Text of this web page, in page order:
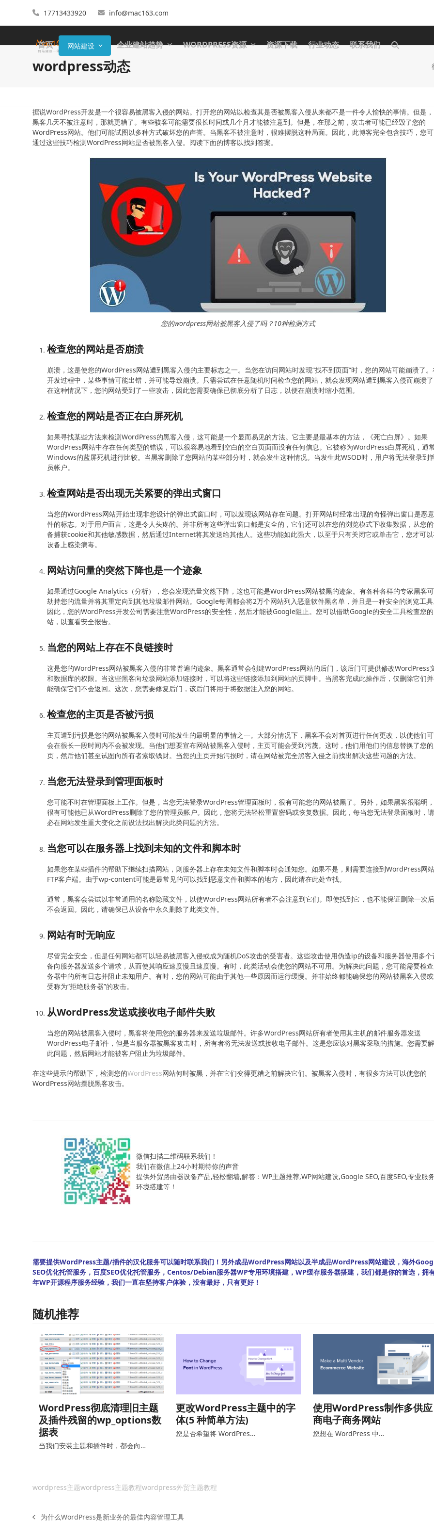
17713433920 info@mac163.com
首页 网站建设 企业建站趋势 WORDPRESS资源 资源下载 行业动态 联系我们
wordpress动态
据说WordPress开发是一个很容易被黑客入侵的网站。打开您的网站以检查其是否被黑客入侵从来都不是一件令人愉快的事情。但是
黑客几天不被注意时，那就更糟了。有些骇客可能需要很长时间或几个月才能被注意到。但是，在那之前，攻击者可能已经毁了您的
WordPress网站。他们可能试图以多种方式破坏您的声誉。当黑客不被注意时，很难摆脱这种局面。因此，此博客完全包含技巧，您
通过这些技巧检测WordPress网站是否被黑客入侵。阅读下面的博客以找到答案。
您的wordpress网站被黑客入侵了吗？10种检测方式
检查您的网站是否崩溃
崩溃，这是使您的WordPress网站遭到黑客入侵的主要标志之一。当您在访问网站时发现“找不到页面”时，您的网站可能崩溃了
开发过程中，某些事情可能出错，并可能导致崩溃。只需尝试在任意随机时间检查您的网站，就会发现网站遭到黑客入侵而崩溃了
在这种情况下，您的网站受到了一些攻击，因此您需要确保已彻底分析了日志，以便在崩溃时缩小范围。
检查您的网站是否正在白屏死机
如果寻找某些方法来检测WordPress的黑客入侵，这可能是一个显而易见的方法。它主要是最基本的方法，《死亡白屏》。如果
WordPress网站中存在任何类型的错误，可以很容易地看到空白的空白页面而没有任何信息。它被称为WordPress白屏死机，通
Windows的蓝屏死机进行比较。当黑客删除了您网站的某些部分时，就会发生这种情况。当发生此WSOD时，用户将无法登录到
员帐户。
检查网站是否出现无关紧要的弹出式窗口
当您的WordPress网站开始出现非您设计的弹出式窗口时，可以发现该网站存在问题。打开网站时经常出现的奇怪弹出窗口是恶
件的标志。对于用户而言，这是令人头疼的。并非所有这些弹出窗口都是安全的，它们还可以在您的浏览模式下收集数据，从您
备捕获cookie和其他敏感数据，然后通过Internet将其发送给其他人。这些功能如此强大，以至于只有关闭它或单击它，您才可
设备上感染病毒。
网站访问量的突然下降也是一个迹象
如果通过Google Analytics（分析），您会发现流量突然下降，这也可能是WordPress网站被黑的迹象。有各种各样的专家黑客
劫持您的流量并将其重定向到其他垃圾邮件网站。Google每周都会将2万个网站列入恶意软件黑名单，并且是一种安全的浏览工具
因此，您的WordPress开发公司需要注意WordPress的安全性，然后才能被Google阻止。您可以借助Google的安全工具检查您
站，以查看安全报告。
当您的网站上存在不良链接时
这是您的WordPress网站被黑客入侵的非常普遍的迹象。黑客通常会创建WordPress网站的后门，该后门可提供修改WordPress
和数据库的权限。当这些黑客向垃圾网站添加链接时，可以将这些链接添加到网站的页脚中。当黑客完成此操作后，仅删除它们
能确保它们不会返回。这次，您需要修复后门，该后门将用于将数据注入您的网站。
检查您的主页是否被污损
主页遭到污损是您的网站被黑客入侵时可能发生的最明显的事情之一。大部分情况下，黑客不会对首页进行任何更改，以使他们
会在很长一段时间内不会被发现。当他们想要宣布网站被黑客入侵时，主页可能会受到污蔑。这时，他们用他们的信息替换了您
页，然后他们甚至试图向所有者索取钱财。当您的主页开始污损时，请在网站被完全黑客入侵之前找出解决这些问题的方法。
当您无法登录到管理面板时
您可能不时在管理面板上工作。但是，当您无法登录WordPress管理面板时，很有可能您的网站被黑了。另外，如果黑客很聪明
很有可能他已从WordPress删除了您的管理员帐户。因此，您将无法轻松重置密码或恢复数据。因此，每当您无法登录面板时，
必在网站发生重大变化之前设法找出解决此类问题的方法。
当您可以在服务器上找到未知的文件和脚本时
如果您在某些插件的帮助下继续扫描网站，则服务器上存在未知文件和脚本时会通知您。如果不是，则需要连接到WordPress网站
FTP客户端。由于wp-content可能是最常见的可以找到恶意文件和脚本的地方，因此请在此处查找。
通常，黑客会尝试以非常通用的名称隐藏文件，以使WordPress网站所有者不会注意到它们。即使找到它，也不能保证删除一次
不会返回。因此，请确保已从设备中永久删除了此类文件。
网站有时无响应
尽管完全安全，但是任何网站都可以轻易被黑客入侵或成为随机DoS攻击的受害者。这些攻击使用伪造ip的设备和服务器使用多个
备向服务器发送多个请求，从而使其响应速度慢且速度慢。有时，此类活动会使您的网站不可用。为解决此问题，您可能需要检
务器中的所有日志并阻止未知用户。有时，您的网站可能由于其他一些原因而运行缓慢。并非始终都能确保您的网站被黑客入侵
受称为“拒绝服务器”的攻击。
从WordPress发送或接收电子邮件失败
当您的网站被黑客入侵时，黑客将使用您的服务器来发送垃圾邮件。许多WordPress网站所有者使用其主机的邮件服务器发送
WordPress电子邮件，但是当服务器被黑客攻击时，所有者将无法发送或接收电子邮件。这是您应该对黑客采取的措施。您需要
此问题，然后网站才能被客户阻止为垃圾邮件。
在这些提示的帮助下，检测您的WordPress网站何时被黑，并在它们变得更糟之前解决它们。被黑客入侵时，有很多方法可以使您的
WordPress网站摆脱黑客攻击。
微信扫描二维码联系我们！
我们在微信上24小时期待你的声音
提供外贸路由器设备产品,轻松翻墙,解答：WP主题推荐,WP网站建设,Google SEO,百度SEO,专业服
环境搭建等！
需要提供WordPress主题/插件的汉化服务可以随时联系我们！另外成品WordPress网站以及半成品WordPress网站建设，海外
SEO优化托管服务，百度SEO优化托管服务，Centos/Debian服务器WP专用环境搭建，WP缓存服务器搭建，我们都是你的首选，拥
年WP开源程序服务经验，我们一直在坚持客户体验，没有最好，只有更好！
随机推荐
WordPress彻底清理旧主题
及插件残留的wp_options数
据表
当我们安装主题和插件时，都会向…
更改WordPress主题中的字
体(5 种简单方法)
您是否希望将 WordPres…
使用WordPress制作多供应
商电子商务网站
您想在 WordPress 中…
wordpress主题wordpress主题教程wordpress外贸主题教程
为什么WordPress是新业务的最佳内容管理工具